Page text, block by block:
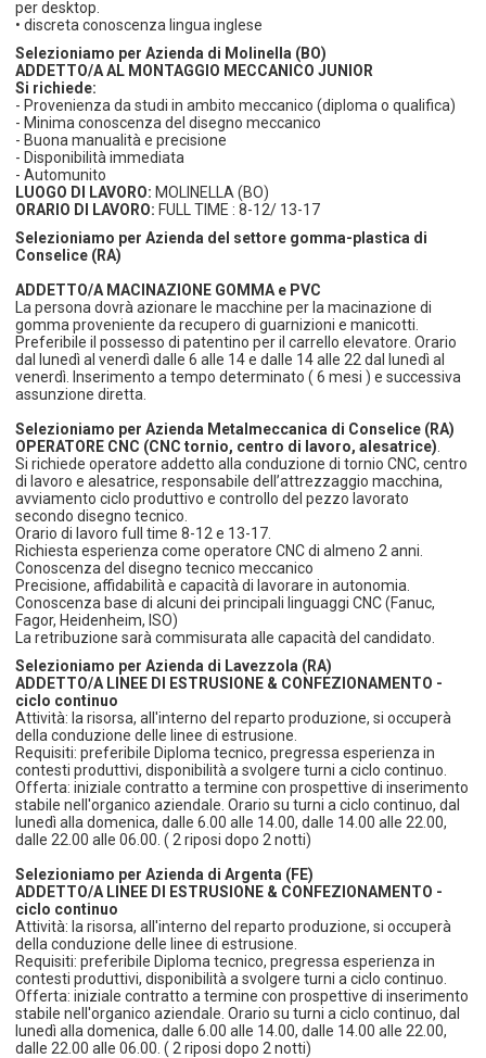
per desktop.
• discreta conoscenza lingua inglese
Selezioniamo per Azienda di Molinella (BO)
ADDETTO/A AL MONTAGGIO MECCANICO JUNIOR
Si richiede:
- Provenienza da studi in ambito meccanico (diploma o qualifica)
- Minima conoscenza del disegno meccanico
- Buona manualità e precisione
- Disponibilità immediata
- Automunito
LUOGO DI LAVORO: MOLINELLA (BO)
ORARIO DI LAVORO: FULL TIME : 8-12/ 13-17
Selezioniamo per Azienda del settore gomma-plastica di
Conselice (RA)
ADDETTO/A MACINAZIONE GOMMA e PVC
La persona dovrà azionare le macchine per la macinazione di
gomma proveniente da recupero di guarnizioni e manicotti.
Preferibile il possesso di patentino per il carrello elevatore. Orario
dal lunedì al venerdì dalle 6 alle 14 e dalle 14 alle 22 dal lunedì al
venerdì. Inserimento a tempo determinato ( 6 mesi ) e successiva
assunzione diretta.
Selezioniamo per Azienda Metalmeccanica di Conselice (RA)
OPERATORE CNC (CNC tornio, centro di lavoro, alesatrice)
Si richiede operatore addetto alla conduzione di tornio CNC, centro
di lavoro e alesatrice, responsabile dell’attrezzaggio macchina,
avviamento ciclo produttivo e controllo del pezzo lavorato
secondo disegno tecnico.
Orario di lavoro full time 8-12 e 13-17.
Richiesta esperienza come operatore CNC di almeno 2 anni.
Conoscenza del disegno tecnico meccanico
Precisione, affidabilità e capacità di lavorare in autonomia.
Conoscenza base di alcuni dei principali linguaggi CNC (Fanuc,
Fagor, Heidenheim, ISO)
La retribuzione sarà commisurata alle capacità del candidato.
Selezioniamo per Azienda di Lavezzola (RA)
ADDETTO/A LINEE DI ESTRUSIONE & CONFEZIONAMENTO -
ciclo continuo
Attività: la risorsa, all'interno del reparto produzione, si occuperà
della conduzione delle linee di estrusione.
Requisiti: preferibile Diploma tecnico, pregressa esperienza in
contesti produttivi, disponibilità a svolgere turni a ciclo continuo.
Offerta: iniziale contratto a termine con prospettive di inserimento
stabile nell'organico aziendale. Orario su turni a ciclo continuo, dal
lunedì alla domenica, dalle 6.00 alle 14.00, dalle 14.00 alle 22.00,
dalle 22.00 alle 06.00. ( 2 riposi dopo 2 notti)
Selezioniamo per Azienda di Argenta (FE)
ADDETTO/A LINEE DI ESTRUSIONE & CONFEZIONAMENTO -
ciclo continuo
Attività: la risorsa, all'interno del reparto produzione, si occuperà
della conduzione delle linee di estrusione.
Requisiti: preferibile Diploma tecnico, pregressa esperienza in
contesti produttivi, disponibilità a svolgere turni a ciclo continuo.
Offerta: iniziale contratto a termine con prospettive di inserimento
stabile nell'organico aziendale. Orario su turni a ciclo continuo, dal
lunedì alla domenica, dalle 6.00 alle 14.00, dalle 14.00 alle 22.00,
dalle 22.00 alle 06.00. ( 2 riposi dopo 2 notti)